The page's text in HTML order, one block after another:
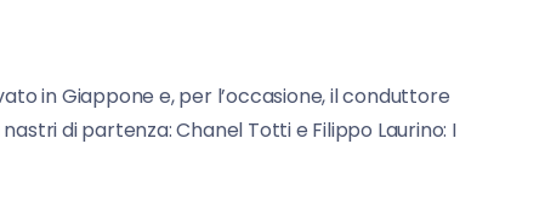
in Giappone e, per l’occasione, il conduttore
di partenza: Chanel Totti e Filippo Laurino: I